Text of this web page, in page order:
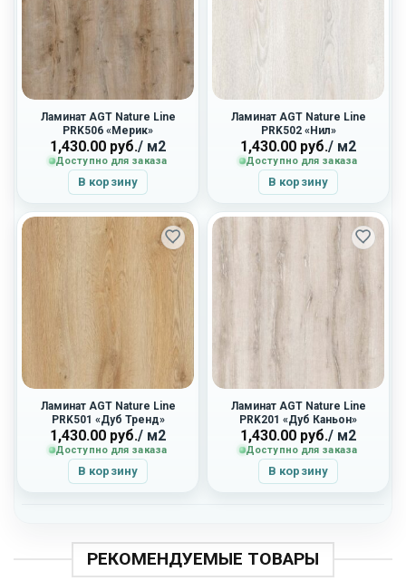
Ламинат AGT Nature Line
PRK506 «Мерик»
1,430.00 руб./ м2
Доступно для заказа
В корзину
Ламинат AGT Nature Line
PRK502 «Нил»
1,430.00 руб./ м2
Доступно для заказа
В корзину
Ламинат AGT Nature Line
PRK501 «Дуб Тренд»
1,430.00 руб./ м2
Доступно для заказа
В корзину
Ламинат AGT Nature Line
PRK201 «Дуб Каньон»
1,430.00 руб./ м2
Доступно для заказа
В корзину
РЕКОМЕНДУЕМЫЕ ТОВАРЫ